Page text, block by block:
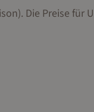
Die Preise für